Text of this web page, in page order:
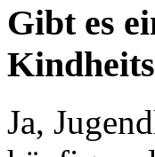
Gibt es
Ja,